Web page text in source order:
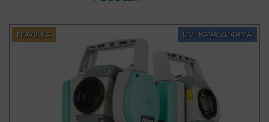
NOVINKA DOPRAVA ZDARMA